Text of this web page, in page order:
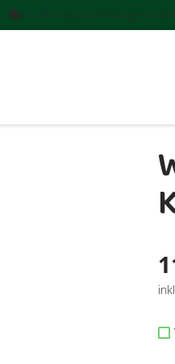
Lieferung (2-4 Werktagen)